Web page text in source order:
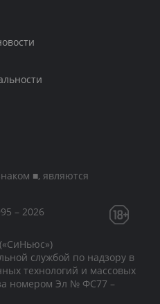
■, являются
– 2026
службой по надзору в
технологий и массовых
номером Эл № ФС77 –